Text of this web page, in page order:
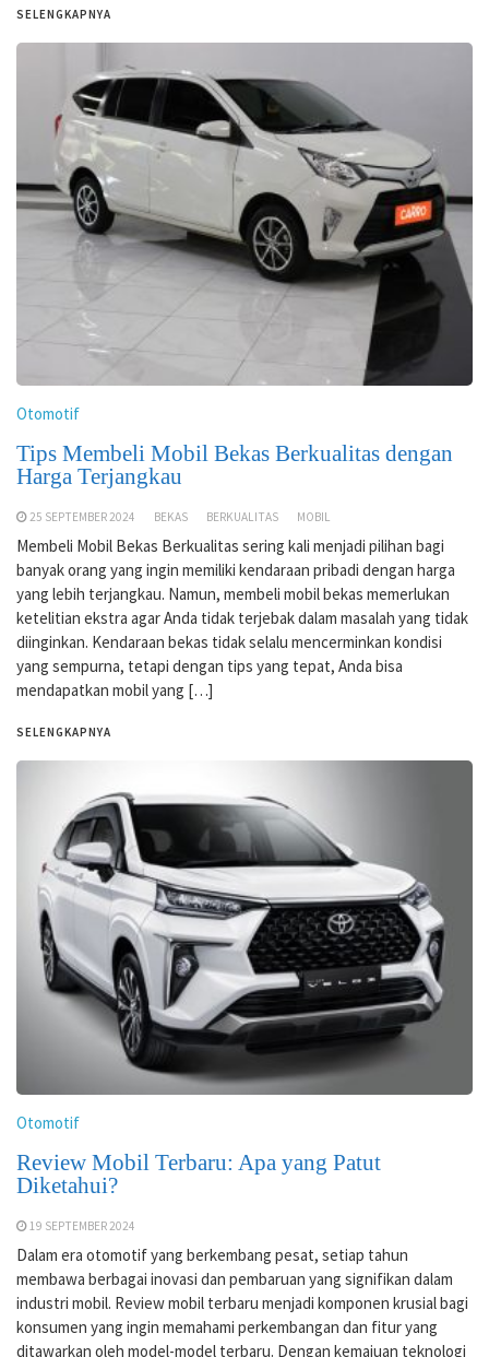
SELENGKAPNYA
Otomotif
Tips Membeli Mobil Bekas Berkualitas dengan
Harga Terjangkau
25 SEPTEMBER 2024 BEKAS BERKUALITAS MOBIL
Membeli Mobil Bekas Berkualitas sering kali menjadi pilihan bagi
banyak orang yang ingin memiliki kendaraan pribadi dengan harga
yang lebih terjangkau. Namun, membeli mobil bekas memerlukan
ketelitian ekstra agar Anda tidak terjebak dalam masalah yang tidak
diinginkan. Kendaraan bekas tidak selalu mencerminkan kondisi
yang sempurna, tetapi dengan tips yang tepat, Anda bisa
mendapatkan mobil yang […]
SELENGKAPNYA
Otomotif
Review Mobil Terbaru: Apa yang Patut
Diketahui?
19 SEPTEMBER 2024
Dalam era otomotif yang berkembang pesat, setiap tahun
membawa berbagai inovasi dan pembaruan yang signifikan dalam
industri mobil. Review mobil terbaru menjadi komponen krusial bagi
konsumen yang ingin memahami perkembangan dan fitur yang
ditawarkan oleh model-model terbaru. Dengan kemajuan teknologi